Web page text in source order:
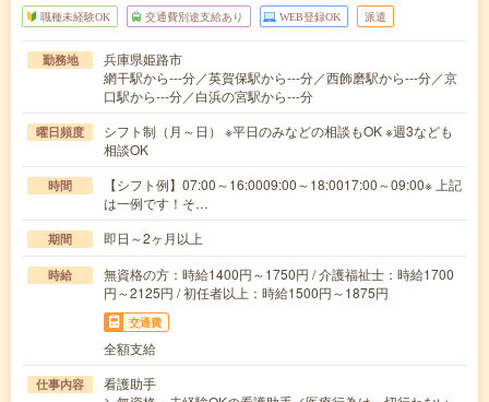
職種未経験OK 交通費別途支給あり WEB登録OK 派遣
勤務地
兵庫県姫路市
網干駅から---分／英賀保駅から---分／西飾磨駅から---分／京
口駅から---分／白浜の宮駅から---分
曜日頻度
シフト制（月～日） ※平日のみなどの相談もOK ※週3なども
相談OK
時間
【シフト例】07:00～16:0009:00～18:0017:00～09:00※ 上記
は一例です！そ…
期間 即日～2ヶ月以上
時給
無資格の方：時給1400円～1750円 / 介護福祉士：時給1700
円～2125円 / 初任者以上：時給1500円～1875円
交通費
全額支給
仕事内容
看護助手